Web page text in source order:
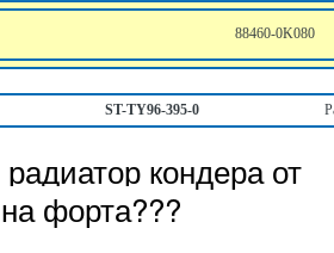
88460-0K080
ST-TY96-395-0
кондера от
форта???